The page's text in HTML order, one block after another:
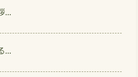
...
...